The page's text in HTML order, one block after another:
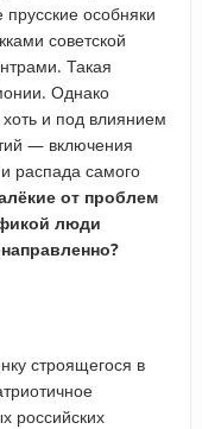
особняки
советской
Такая
Однако
и под влиянием
— включения
распада самого
от проблем
люди
строящегося в
российских